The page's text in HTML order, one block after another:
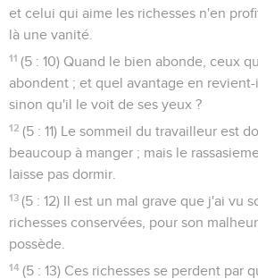
et celui qui aime les richesses n'en
là une vanité.
11 (5 : 10) Quand le bien abonde, ceux
abondent ; et quel avantage en revient-
sinon qu'il le voit de ses yeux ?
12 (5 : 11) Le sommeil du travailleur est
beaucoup à manger ; mais le
laisse pas dormir.
13 (5 : 12) Il est un mal grave que j'ai vu
richesses conservées, pour son
possède.
14 (5 : 13) Ces richesses se perdent par